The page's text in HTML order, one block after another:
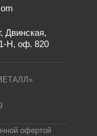
Двинская,
Н, оф. 820
офертой